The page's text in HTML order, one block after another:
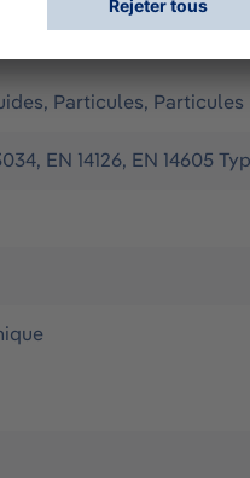
respiratoires à air
Particules,
EN 14126, EN 14605